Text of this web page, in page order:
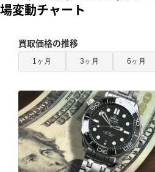
場変動チャート
買取価格の推移
1ヶ月 3ヶ月 6ヶ月